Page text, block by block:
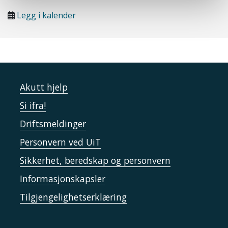
Legg i kalender
Akutt hjelp
Si ifra!
Driftsmeldinger
Personvern ved UiT
Sikkerhet, beredskap og personvern
Informasjonskapsler
Tilgjengelighetserklæring